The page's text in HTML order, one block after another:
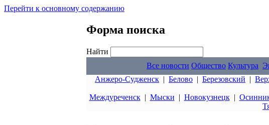
Перейти к основному содержанию
Форма поиска
Найти
Все новости Общество Культура
Анжеро-Судженск | Белово | Березовский |
Междуреченск| Мыски | Новокузнецк|